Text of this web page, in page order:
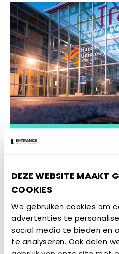
DEZE WEBSITE MAAKT
COOKIES
We gebruiken cookies om
advertenties te
social media te bieden en
te analyseren. Ook delen
Budget ENTRANCE:
Locatie:Groningen
Partners:
6 partners
Domeinen: Technisch +